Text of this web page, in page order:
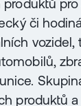
či
vozidel,
produktů